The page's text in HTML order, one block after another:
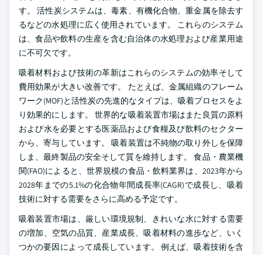
す。 活性炭システムは、毒素、有機化合物、重金属を除去す
るなどの水処理に広く使用されています。 これらのシステム
は、食品や飲料の生産を含む自治体の水処理および産業用途
に不可欠です。
吸着材料および技術の革新はこれらのシステムの効率そして
費用効果が大きい改善です。 たとえば、金属組織のフレーム
ワーク(MOF)と活性炭の先進的なタイプは、吸着プロセスをよ
り効果的にします。 世界的な吸着装置市場はまた良質の原料
および水を必要とする医薬品および食糧及び飲料のセクター
から、寄与しています。 吸着装置は不純物の取り外しを保障
しま、最終製品の安全そして質を維持します。 食品・農業機
関(FAO)によると、世界規模の食品・飲料業界は、2023年から
2028年までの5.1%の化合物年間成長率(CAGR)で成長し、吸着
技術に対する需要をさらに高める予定です。
吸着装置市場は、厳しい環境規制、きれいな水に対する需要
の増加、空気の品質、産業成長、吸着材料の進歩など、いく
つかの要因によって成長しています。 例えば、吸着技術を含